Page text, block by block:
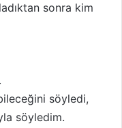
sonra kim
söyledi,
söyledim.